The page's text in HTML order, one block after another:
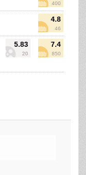
400
4.8
46
5.83
20
7.4
850